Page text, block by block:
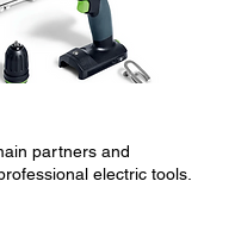
partners and
electric tools.